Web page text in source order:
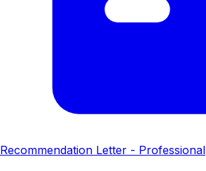
Recommendation Letter - Professional